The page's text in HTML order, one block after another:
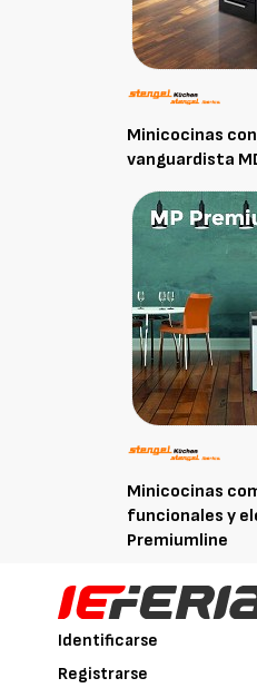
Minicocinas
vanguardista
Minicocinas
funcionales y
Premiumline
Identificarse
Registrarse